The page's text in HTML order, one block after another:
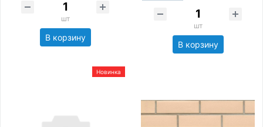
шт
В корзину
шт
В корзину
Новинка